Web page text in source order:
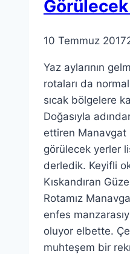
10 Temmuz 2017
Yaz aylarının
rotaları da
sıcak bölgelere
Doğasıyla
ettiren Manavgat
görülecek yerler
derledik. Keyifli
Kıskandıran
Rotamız
enfes
oluyor elbette.
muhteşem bir